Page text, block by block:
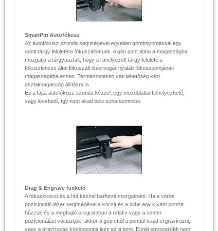
SmartPin Autofókusz
Az autofókusz szonda segítségével egyetlen gombnyomással egy
adott tárgy felületére fókuszálhatunk. A gép pont abba a magasságba
mozgatja a tárgyasztalt, hogy a ráhelyezett tárgy felülete a
fókuszlencse által fókuszált lézersugár nyaláb fókuszpontjának
magasságába essen. Természetesen van lehetőség kézi
asztalmagasság állításra is.
Ez a fajta autofókusz szonda kézzel, egy mozdulattal felhelyezhető,
vagy levehető, így nem akad bele soha semmibe.
Drag & Engrave funkció
A fókuszkocsi és a híd kézzel bárhová mozgatható. Ha a vörös
pozícionáló lézer segítségével a kocsit és a hidat egy kívánt pontra
húzzuk és a meghajtó programban a relatív vagy a center
pozícionálást választjuk, akkor a gép ettől a ponttól kezd el gravírozni,
vagy a gravírozás középpontja lesz ez a pont. Ennél egyszerűbb nem